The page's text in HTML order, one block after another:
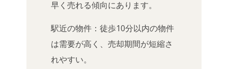
早く売れる傾向にあります。
駅近の物件：徒歩10分以内の物件
は需要が高く、売却期間が短縮さ
れやすい。